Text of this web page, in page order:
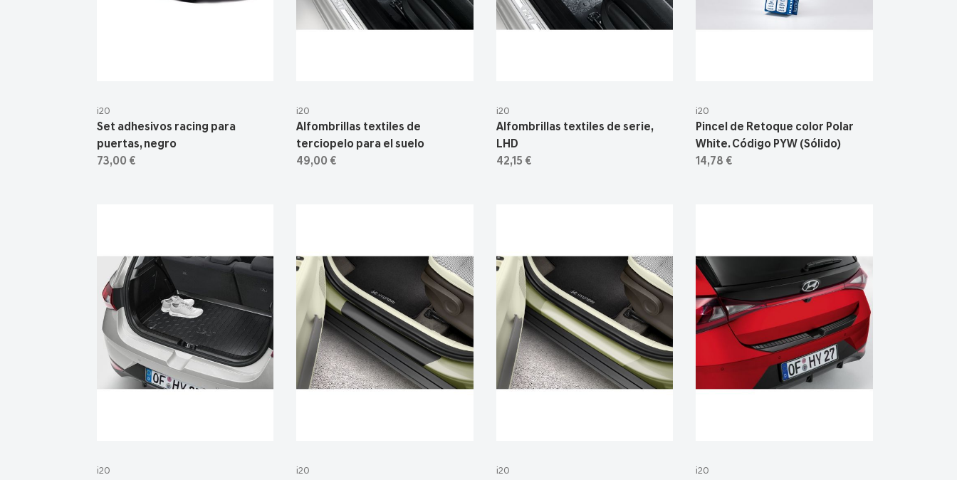
i20
Set adhesivos racing para
puertas, negro
73,00 €
i20
Alfombrillas textiles de
terciopelo para el suelo
49,00 €
i20
Alfombrillas textiles de serie,
LHD
42,15 €
i20
Pincel de Retoque color Polar
White. Código PYW (Sólido)
14,78 €
i20 i20 i20 i20